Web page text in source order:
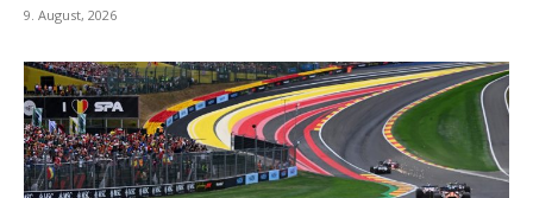
9. August, 2026